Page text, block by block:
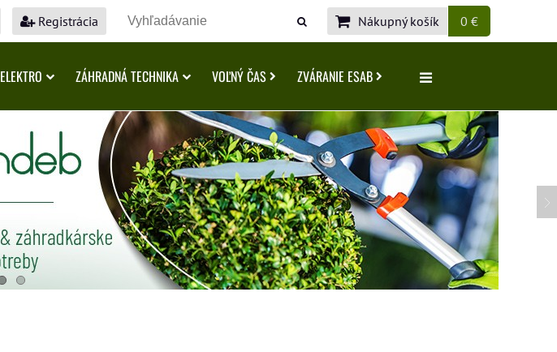
Registrácia Nákupný košík 0 €
ELEKTRO ZÁHRADNÁ TECHNIKA VOĽNÝ ČAS ZVÁRANIE ESAB